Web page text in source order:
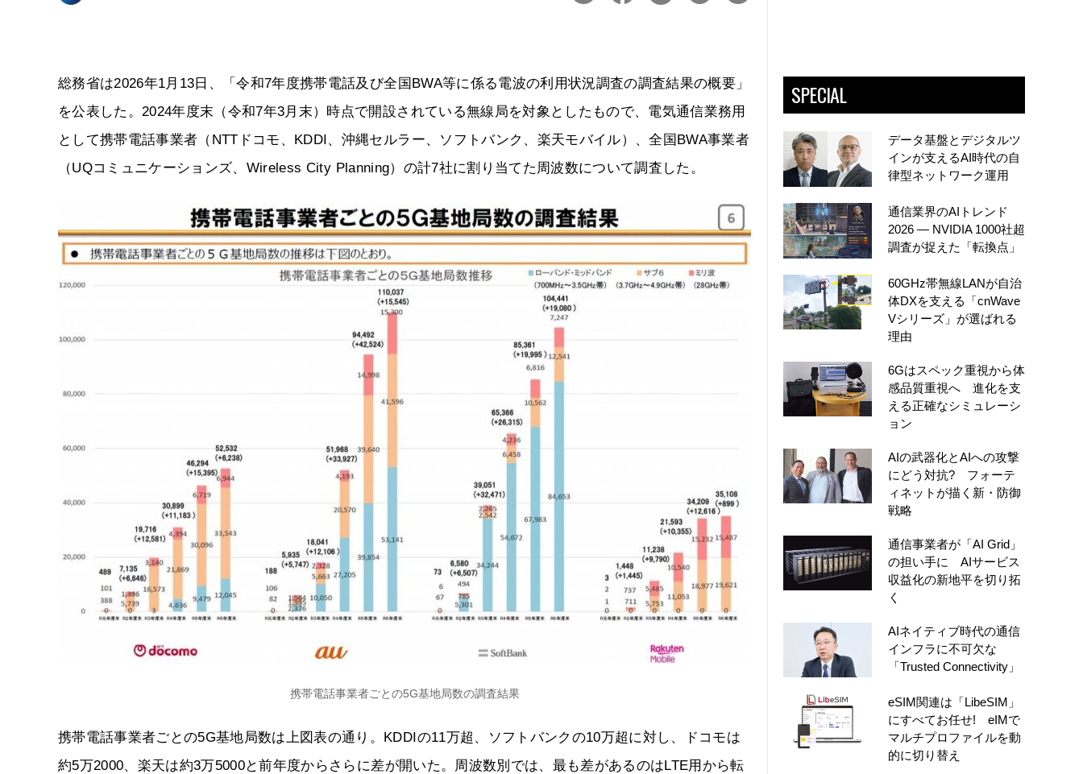
総務省は2026年1月13日、「令和7年度携帯電話及び全国BWA等に係る電波の利用状況調査の調査結果の概要」
を公表した。2024年度末（令和7年3月末）時点で開設されている無線局を対象としたもので、電気通信業務用
として携帯電話事業者（NTTドコモ、KDDI、沖縄セルラー、ソフトバンク、楽天モバイル）、全国BWA事業者
（UQコミュニケーションズ、Wireless City Planning）の計7社に割り当てた周波数について調査した。
携帯電話事業者ごとの5G基地局数の調査結果
携帯電話事業者ごとの5G基地局数は上図表の通り。KDDIの11万超、ソフトバンクの10万超に対し、ドコモは
約5万2000、楽天は約3万5000と前年度からさらに差が開いた。周波数別では、最も差があるのはLTE用から転
SPECIAL
データ基盤とデジタルツ
インが支えるAI時代の自
律型ネットワーク運用
通信業界のAIトレンド
2026 ― NVIDIA 1000社超
調査が捉えた「転換点」
60GHz帯無線LANが自治
体DXを支える「cnWave
Vシリーズ」が選ばれる
理由
6Gはスペック重視から体
感品質重視へ 進化を支
える正確なシミュレーシ
ョン
AIの武器化とAIへの攻撃
にどう対抗? フォーテ
ィネットが描く新・防御
戦略
通信事業者が「AI Grid」
の担い手に AIサービス
収益化の新地平を切り拓
く
AIネイティブ時代の通信
インフラに不可欠な
「Trusted Connectivity」
eSIM関連は「LibeSIM」
にすべてお任せ! eIMで
マルチプロファイルを動
的に切り替え